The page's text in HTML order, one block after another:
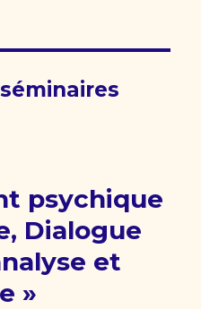
psychique
Dialogue
et
»